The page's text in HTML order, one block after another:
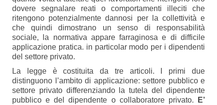
dovere segnalare reati o comportamenti illeciti che
ritengono potenzialmente dannosi per la collettività e
che quindi dimostrano un senso di responsabilità
sociale, la normativa appare farraginosa e di difficile
applicazione pratica. in particolar modo per i dipendenti
del settore privato.
La legge è costituita da tre articoli. I primi due
distinguono l’ambito di applicazione: settore pubblico e
settore privato differenziando la tutela del dipendente
pubblico e del dipendente o collaboratore privato.
E’